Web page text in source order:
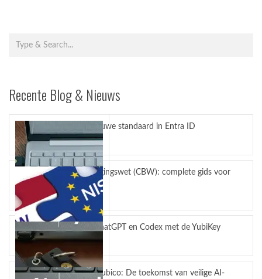
Recente Blog & Nieuws
Passkeys nieuwe standaard in Entra ID
juli 27, 2026
Cyberbeveiligingswet (CBW): complete gids voor
bedrijven
juli 23, 2026
Bescherm ChatGPT en Codex met de YubiKey
juli 14, 2026
OpenAI en Yubico: De toekomst van veilige AI-